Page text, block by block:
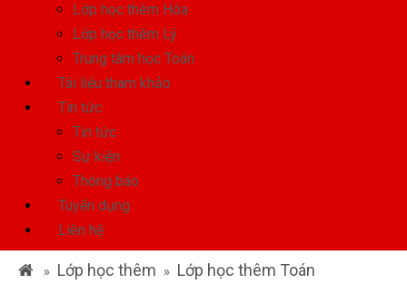
Lớp học thêm Hóa
Lớp học thêm Lý
Trung tâm học Toán
Tài liệu tham khảo
Tin tức
Tin tức
Sự kiện
Thông báo
Tuyển dụng
Liên hệ
» Lớp học thêm » Lớp học thêm Toán